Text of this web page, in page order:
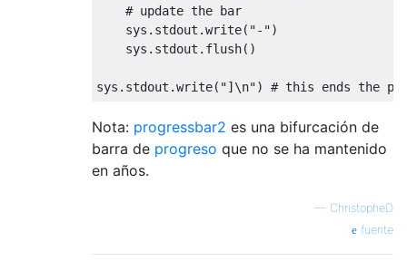
# update the bar
    sys
. stdout .write( "-")
    sys
. stdout . flush()
sys . stdout .write( "]\n") # this ends the
Nota: progressbar2 es una bifurcación de
barra de progreso que no se ha mantenido
en años.
— ChristopheD
fuente